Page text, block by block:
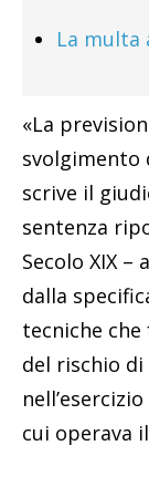
La multa
«La
svolgimento
scrive il
sentenza
Secolo XIX
dalla
tecniche
del rischio
cui operava